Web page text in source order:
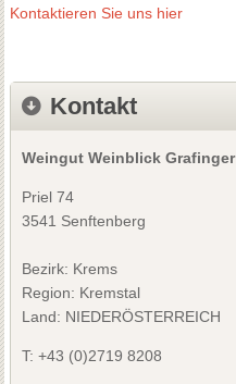
Kontaktieren Sie uns hier
Kontakt
Weingut Weinblick Grafinger
Priel 74
3541 Senftenberg
Bezirk: Krems
Region: Kremstal
Land: NIEDERÖSTERREICH
T: +43 (0)2719 8208